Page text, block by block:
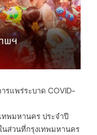
รแพร่ระบาด COVID-
ทพมหานคร ประจำปี
นส่วนที่กรุงเทพมหานคร